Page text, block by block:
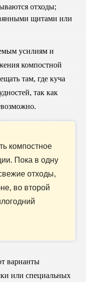
отходы;
щитами или
усилиям и
компостной
там, где куча
так как
компостное
Пока в одну
отходы,
во второй
варианты
или специальных